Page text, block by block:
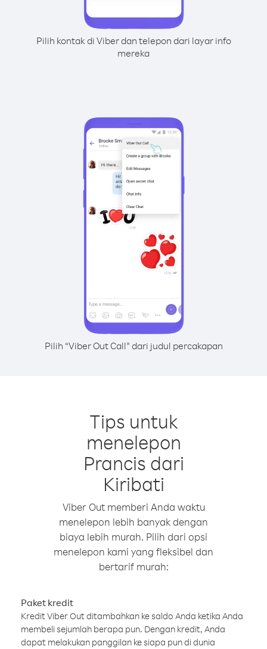
Pilih kontak di Viber dan telepon dari layar info
mereka
Pilih “Viber Out Call” dari judul percakapan
Tips untuk
menelepon
Prancis dari
Kiribati
Viber Out memberi Anda waktu
menelepon lebih banyak dengan
biaya lebih murah. Pilih dari opsi
menelepon kami yang fleksibel dan
bertarif murah:
Paket kredit
Kredit Viber Out ditambahkan ke saldo Anda ketika Anda
membeli sejumlah berapa pun. Dengan kredit, Anda
dapat melakukan panggilan ke siapa pun di dunia